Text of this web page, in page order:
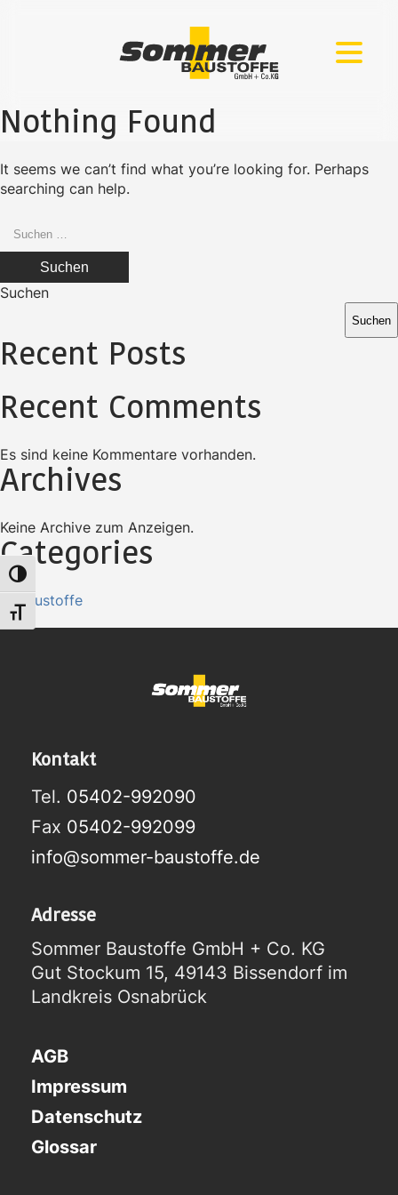
Umschalten auf hohe Kontraste
Schrift vergrößern
Nothing Found
It seems we can’t find what you’re looking for. Perhaps
searching can help.
Suchen
Suchen
Suchen
Recent Posts
Recent Comments
Es sind keine Kommentare vorhanden.
Archives
Keine Archive zum Anzeigen.
Categories
Baustoffe
Kontakt
Tel. 05402-992090
Fax 05402-992099
info@sommer-baustoffe.de
Adresse
Sommer Baustoffe GmbH + Co. KG
Gut Stockum 15, 49143 Bissendorf im
Landkreis Osnabrück
AGB
Impressum
Datenschutz
Glossar